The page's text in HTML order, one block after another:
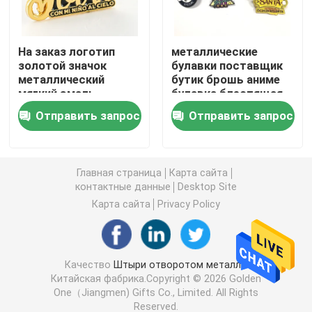
Монетки проблемы металла
Медаль спорт металла
Персонализированная ключевая цепь
значок штыря отворотом
Вышитые заплаты ткани
Консервооткрыватель вина металла
Зажим связи рубашки
На заказ логотип
золотой значок
металлический
мягкий эмаль
штифты верьте
обещание Pathfinder
штифты
Отправить запрос
металлические
булавки поставщик
бутик брошь аниме
булавка блестящая
позолоченная
производитель
мягкая жесткая
Отправить запрос
Главная страница
Карта сайта
контактные данные
Desktop Site
Карта сайта
Privacy Policy
Качество Штыри отворотом металла
Китайская фабрика.Copyright © 2026 Golden
One（Jiangmen) Gifts Co., Limited. All Rights
Reserved.